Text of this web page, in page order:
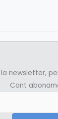
newsletter,
Cont